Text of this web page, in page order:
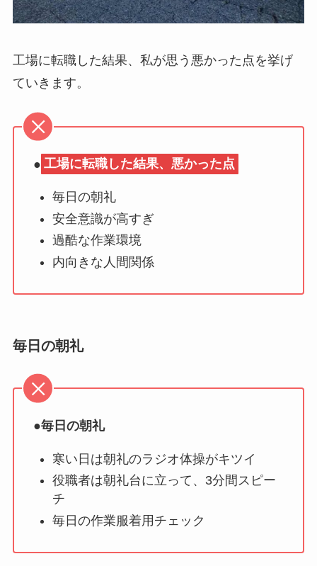
工場に転職した結果、私が思う悪かった点を挙げ
ていきます。
● 工場に転職した結果、悪かった点
毎日の朝礼
安全意識が高すぎ
過酷な作業環境
内向きな人間関係
毎日の朝礼
●毎日の朝礼
寒い日は朝礼のラジオ体操がキツイ
役職者は朝礼台に立って、3分間スピー
チ
毎日の作業服着用チェック